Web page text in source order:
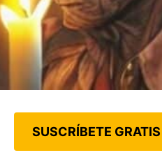
SUSCRÍBETE GRATIS